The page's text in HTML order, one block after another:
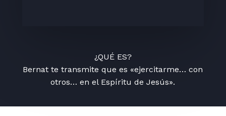
¿QUÉ ES?
Bernat te transmite que es «ejercitarme… con
otros… en el Espíritu de Jesús».